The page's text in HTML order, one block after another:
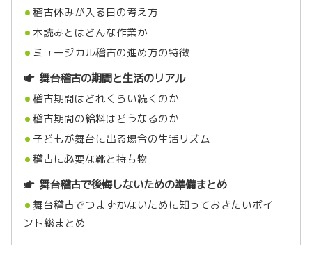
稽古休みが入る日の考え方
本読みとはどんな作業か
ミュージカル稽古の進め方の特徴
舞台稽古の期間と生活のリアル
稽古期間はどれくらい続くのか
稽古期間の給料はどうなるのか
子どもが舞台に出る場合の生活リズム
稽古に必要な靴と持ち物
舞台稽古で後悔しないための準備まとめ
舞台稽古でつまずかないために知っておきたいポイ
ント総まとめ